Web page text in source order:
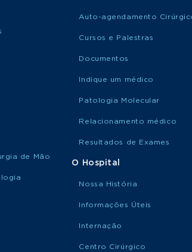
de Mão
Auto-agendamento
Cursos e Palestras
Documentos
Indique um médico
Patologia Molecular
Relacionamento médico
Resultados de Exames
O Hospital
Nossa História
Informações Úteis
Internação
Centro Cirúrgico